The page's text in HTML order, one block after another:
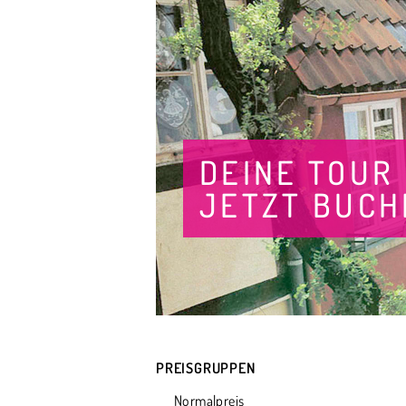
DEINE TOUR
JETZT
PREISGRUPPEN
Normalpreis